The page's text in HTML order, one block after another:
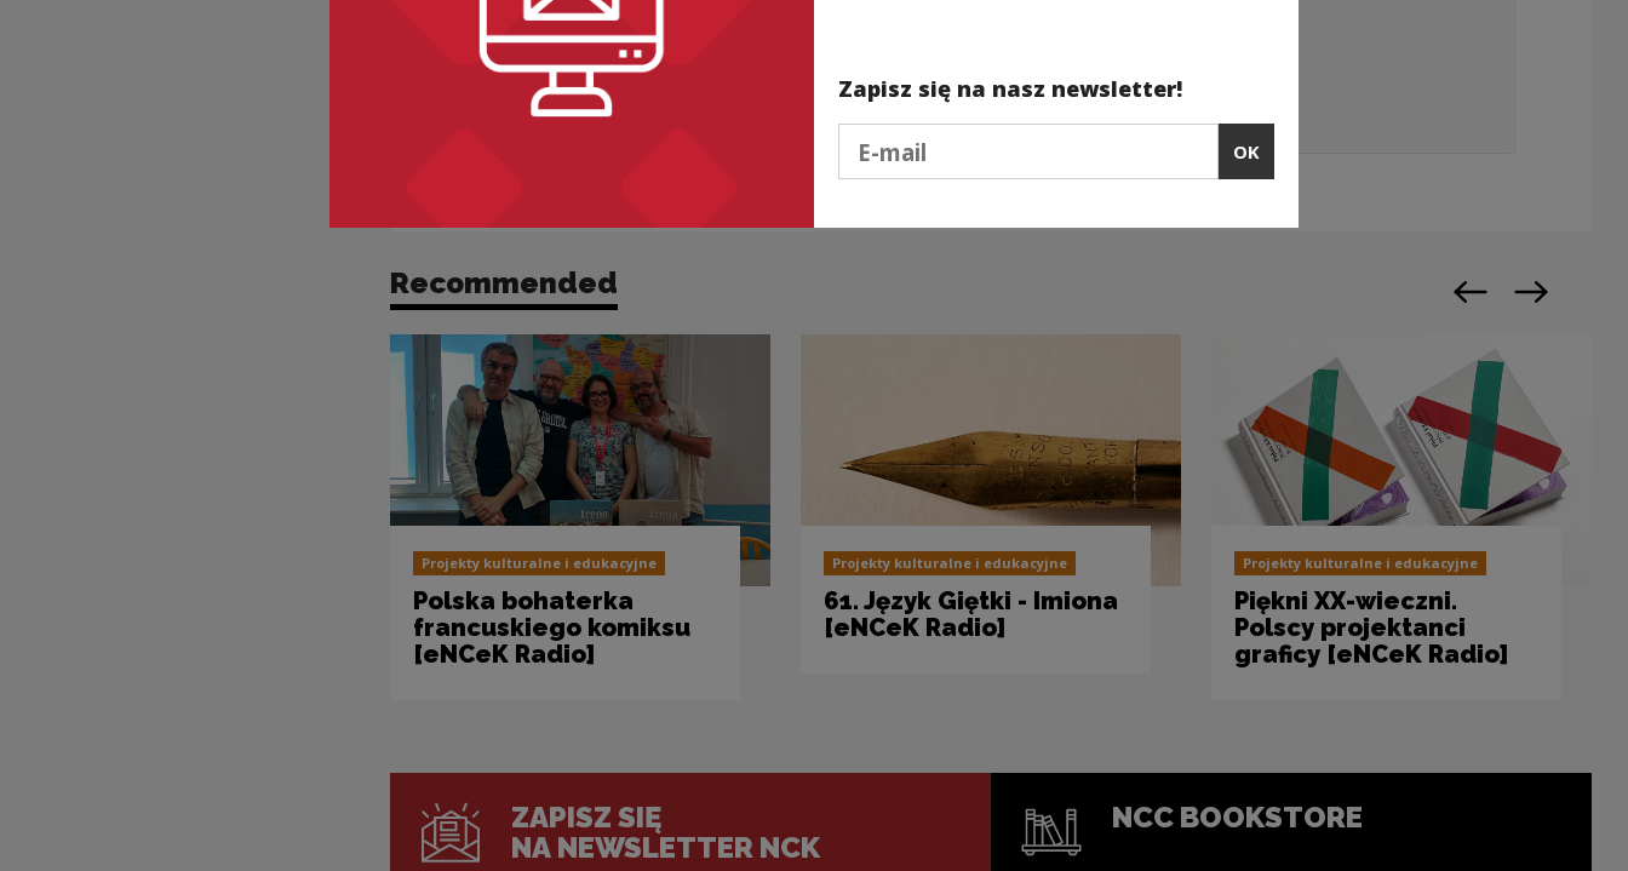
Recommended
Projekty kulturalne i edukacyjne
Polska bohaterka
francuskiego komiksu
[eNCeK Radio]
Projekty kulturalne i edukacyjne
61. Język Giętki - Imiona
[eNCeK Radio]
Projekty kulturalne i edukacyjne
Piękni XX-wieczni.
Polscy projektanci
graficy [eNCeK Radio]
Previous slide
Next slide
ZAPISZ SIĘ
NA NEWSLETTER NCK
NCC BOOKSTORE
Zapisz się na nasz newsletter!
OK